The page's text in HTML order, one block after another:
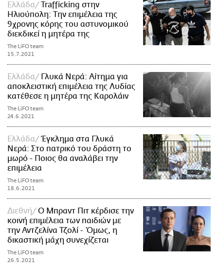
Ελλάδα
Trafficking στην
Ηλιούπολη: Την επιμέλεια της
9χρονης κόρης του αστυνομικού
διεκδικεί η μητέρα της
The LiFO team
15.7.2021
Ελλάδα
Γλυκά Νερά: Αίτημα για
αποκλειστική επιμέλεια της Λυδίας
κατέθεσε η μητέρα της Καρολάιν
The LiFO team
24.6.2021
Ελλάδα
Έγκλημα στα Γλυκά
Νερά: Στο πατρικό του δράστη το
μωρό - Ποιος θα αναλάβει την
επιμέλεια
The LiFO team
18.6.2021
Διεθνή
Ο Μπραντ Πιτ κέρδισε την
κοινή επιμέλεια των παιδιών με
την Αντζελίνα Τζολί - Όμως, η
δικαστική μάχη συνεχίζεται
The LiFO team
26.5.2021